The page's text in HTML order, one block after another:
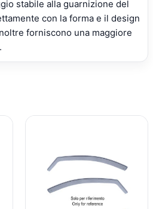
stabile alla guarnizione del
con la forma e il design
forniscono una maggiore
€73,81.€53,39.